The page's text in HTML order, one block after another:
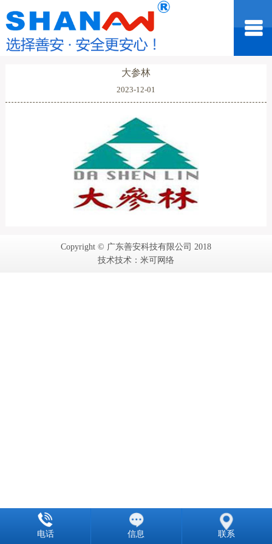
大参林
2023-12-01
Copyright © 广东善安科技有限公司 2018
技术技术：米可网络
电话 信息 联系